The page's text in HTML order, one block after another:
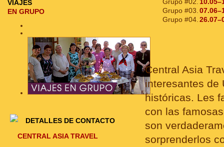
Grupo #03.
Grupo #04.
Central Asia
interesantes de
históricas. Les
con las
son
sorprenderlos
VIAJES
EN GRUPO
DETALLES DE CONTACTO
CENTRAL ASIA TRAVEL